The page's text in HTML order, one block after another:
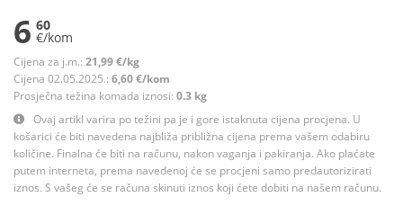
6 60
€/kom
Cijena za j.m.: 21,99 €/kg
Cijena 02.05.2025.: 6,60 €/kom
Prosječna težina komada iznosi: 0.3 kg
Ovaj artikl varira po težini pa je i gore istaknuta cijena procjena. U
košarici će biti navedena najbliža približna cijena prema vašem odabiru
količine. Finalna će biti na računu, nakon vaganja i pakiranja. Ako plaćate
putem interneta, prema navedenoj će se procjeni samo predautorizirati
iznos. S vašeg će se računa skinuti iznos koji ćete dobiti na našem računu.